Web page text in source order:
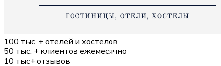
100 тыс. + отелей и хостелов
50 тыс. + клиентов ежемесячно
10 тыс+ отзывов